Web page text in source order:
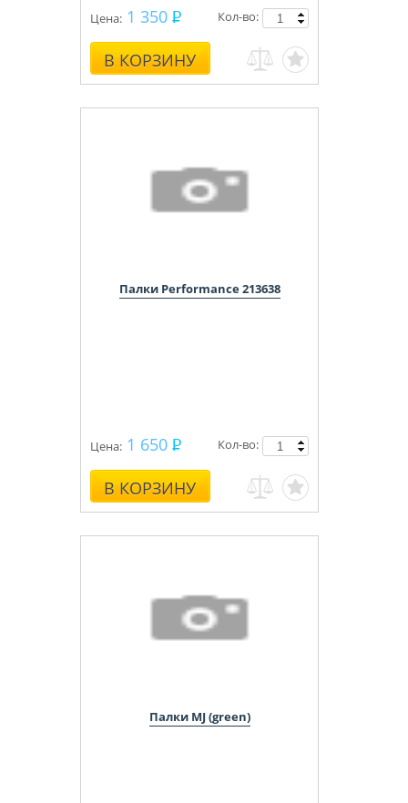
Цена: 1 350
В КОРЗИНУ
Кол-во:
Палки Performance 213638
Цена: 1 650
В КОРЗИНУ
Кол-во:
Палки MJ (green)